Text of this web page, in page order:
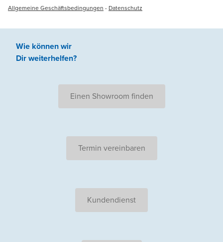
Allgemeine Geschäftsbedingungen - Datenschutz
Wie können wir
Dir weiterhelfen?
Einen Showroom finden
Termin vereinbaren
Kundendienst